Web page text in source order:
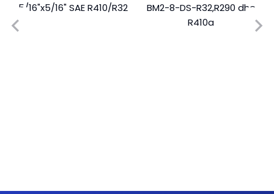
5/16"x5/16" SAE R410/R32
BM2-8-DS-R32,R290 dhe
R410a